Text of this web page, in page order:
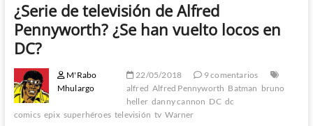
¿Serie de televisión de Alfred
Pennyworth? ¿Se han vuelto locos en
DC?
M'Rabo
Mhulargo
22/05/2018
9 comentarios
alfred Alfred Pennyworth Batman bruno
heller danny cannon DC dc
comics epix superhéroes televisión tv Warner